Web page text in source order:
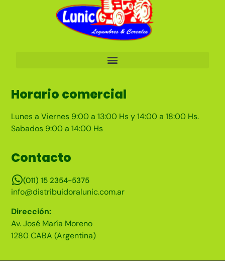
Horario comercial
Lunes a Viernes 9:00 a 13:00 Hs y 14:00 a 18:00 Hs.
Sabados 9:00 a 14:00 Hs
Contacto
(011) 15 2354-5375
info@distribuidoralunic.com.ar
Dirección:
Av. José María Moreno
1280 CABA (Argentina)